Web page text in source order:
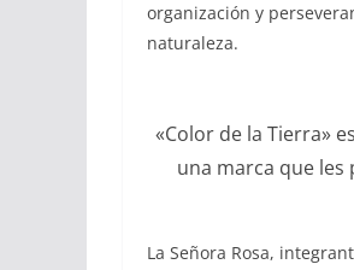
organización y
naturaleza.
«Color de la Tierra»
una marca que les
La Señora Rosa,